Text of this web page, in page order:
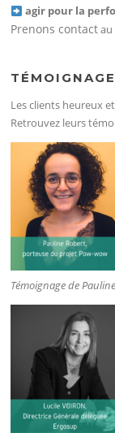
agir pour la
Prenons contactau
Les clients heureux
Retrouvez leurs
Témoignage de